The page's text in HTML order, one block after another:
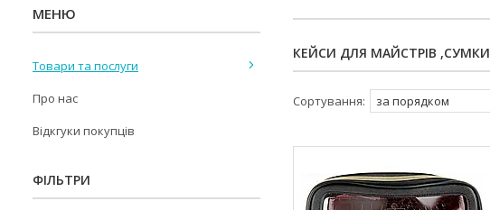
КЕЙСИ ДЛЯ МАЙСТРІВ ,СУМКИ
Товари та послуги
Про нас
Відкгуки покупців
ФІЛЬТРИ